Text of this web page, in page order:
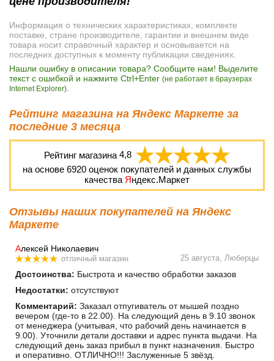
Информация о технических характеристиках, комплекте
поставке, стране производителе, гарантии и внешнем виде
товара носит справочный характер и основывается на
последних доступных к моменту публикации сведениях.
Нашли ошибку в описании товара? Сообщите нам! Выделите
текст с ошибкой и нажмите Ctrl+Enter (не работает в браузерах
Internet Explorer)
Рейтинг магазина на Яндекс Маркете за
последние 3 месяца
Рейтинг магазина 4,8
на основе 6920 оценок покупателей и данных службы
качества Яндекс.Маркет
Отзывы наших покупателей на Яндекс
Маркете
Алексей Николаевич
отличный магазин 25 августа, Люберцы
Достоинства: Быстрота и качество обработки заказов
Недостатки: отсутствуют
Комментарий: Заказал отпугиватель от мышей поздно
вечером (где-то в 22.00). На следующий день в 9.10 звонок
от менеджера (учитывая, что рабочий день начинается в
9.00). Уточнили детали доставки и адрес пункта выдачи. На
следующий день заказ прибыл в пункт назначения. Быстро
и оперативно. ОТЛИЧНО!!! Заслуженные 5 звёзд.